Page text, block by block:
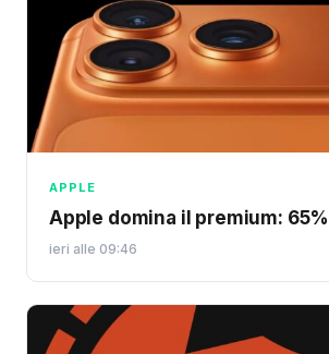
APPLE
Apple domina il premium:
ieri alle 09:46